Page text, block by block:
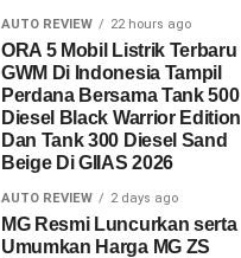
AUTO REVIEW 22 hours ago
ORA 5 Mobil Listrik Terbaru
GWM Di Indonesia Tampil
Perdana Bersama Tank 500
Diesel Black Warrior Edition
Dan Tank 300 Diesel Sand
Beige Di GIIAS 2026
AUTO REVIEW 2 days ago
MG Resmi Luncurkan serta
Umumkan Harga MG ZS